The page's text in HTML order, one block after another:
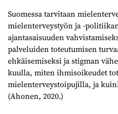
Suomessa tarvitaan
mielenterveystyön ja -
ajantasaisuuden
palveluiden toteutumisen
ehkäisemiseksi ja stigman
kuulla, miten ihmisoikeudet
mielenterveystoipujilla, ja
(Ahonen, 2020.)